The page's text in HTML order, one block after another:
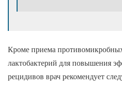
Кроме приема
лактобактерий для повышения
рецидивов врач рекомендует